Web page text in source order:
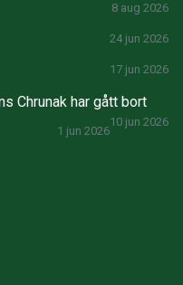
8 aug 2026
24 jun 2026
17 jun 2026
Chrunak har gått bort
10 jun 2026
1 jun 2026